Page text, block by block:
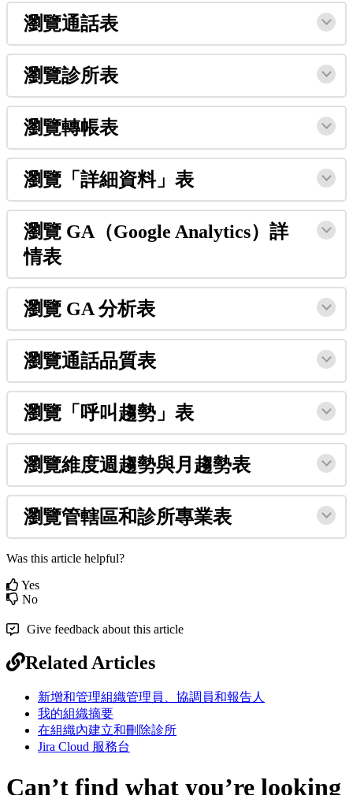
瀏覽通話表
瀏覽診所表
瀏覽轉帳表
瀏覽 「 詳細資料」 表
瀏覽 GA （Google Analytics） 詳
情表
瀏覽 GA 分析表
瀏覽通話品質表
瀏覽 「 呼叫 趨勢 」 表
瀏覽維度週趨勢與月 趨勢表
瀏覽管轄區和診所專業表
Was this article helpful?
Yes
No
Give feedback about this article
Related Articles
新增和管理組織管理員、協調員和報告人
我的組織摘要
在組織內建立和刪除診所
Jira Cloud 服務台
Can’t find what you’re looking